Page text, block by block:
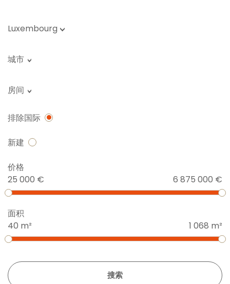
Luxembourg
城市
房间
排除国际
新建
价格
25 000 €
6 875 000 €
面积
40 m²
1 068 m²
搜索